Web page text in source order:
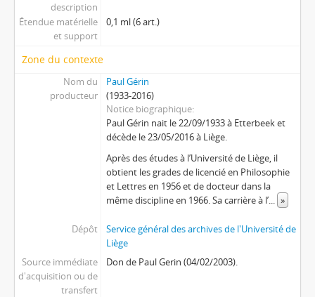
description
Étendue matérielle
et support
0,1 ml (6 art.)
Zone du contexte
Nom du
producteur
Paul Gérin
(1933-2016)
Notice biographique
Paul Gérin nait le 22/09/1933 à Etterbeek et
décède le 23/05/2016 à Liège.
Après des études à l’Université de Liège, il
obtient les grades de licencié en Philosophie
et Lettres en 1956 et de docteur dans la
même discipline en 1966. Sa carrière à l’... »
Dépôt
Service général des archives de l'Université de
Liège
Source immédiate
d'acquisition ou de
transfert
Don de Paul Gerin (04/02/2003).